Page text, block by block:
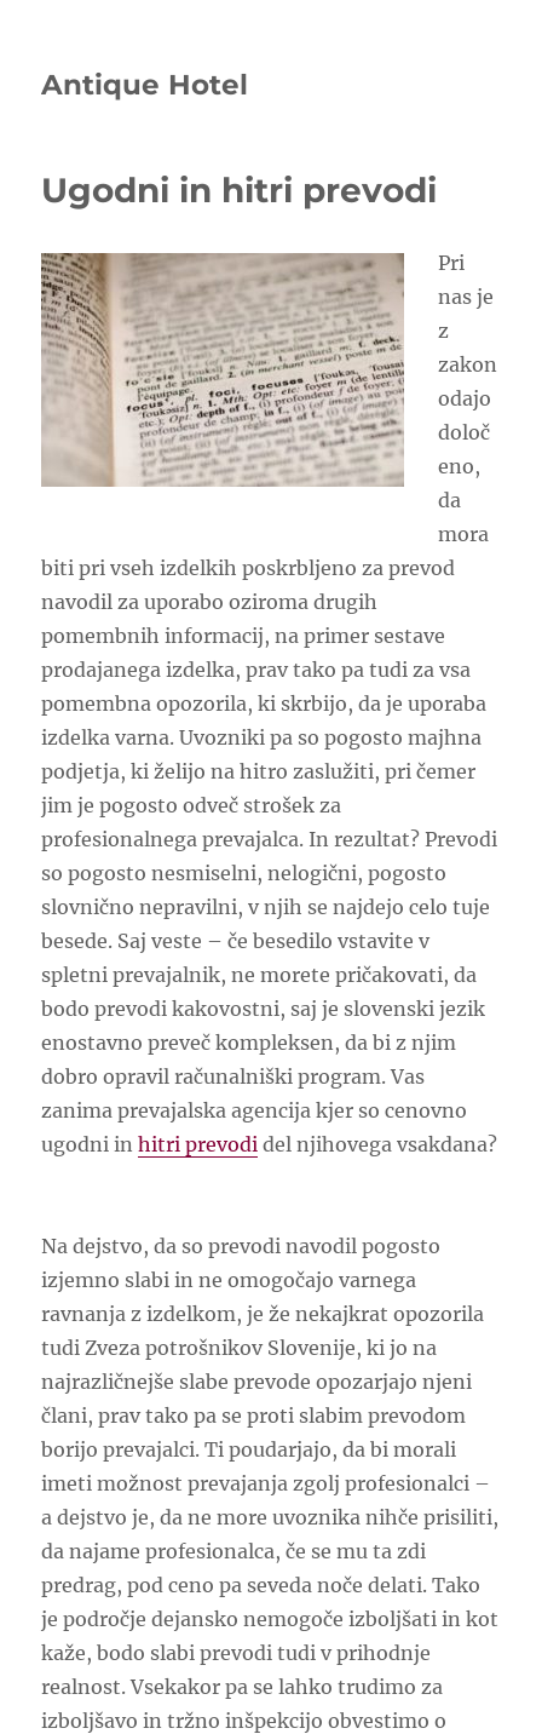
Antique Hotel
Ugodni in hitri prevodi
Pri
nas je
z
zakon
odajo
določ
eno,
da
mora
biti pri vseh izdelkih poskrbljeno za prevod
navodil za uporabo oziroma drugih
pomembnih informacij, na primer sestave
prodajanega izdelka, prav tako pa tudi za vsa
pomembna opozorila, ki skrbijo, da je uporaba
izdelka varna. Uvozniki pa so pogosto majhna
podjetja, ki želijo na hitro zaslužiti, pri čemer
jim je pogosto odveč strošek za
profesionalnega prevajalca. In rezultat? Prevodi
so pogosto nesmiselni, nelogični, pogosto
slovnično nepravilni, v njih se najdejo celo tuje
besede. Saj veste – če besedilo vstavite v
spletni prevajalnik, ne morete pričakovati, da
bodo prevodi kakovostni, saj je slovenski jezik
enostavno preveč kompleksen, da bi z njim
dobro opravil računalniški program. Vas
zanima prevajalska agencija kjer so cenovno
ugodni inhitri prevodi del njihovega vsakdana?
Na dejstvo, da so prevodi navodil pogosto
izjemno slabi in ne omogočajo varnega
ravnanja z izdelkom, je že nekajkrat opozorila
tudi Zveza potrošnikov Slovenije, ki jo na
najrazličnejše slabe prevode opozarjajo njeni
člani, prav tako pa se proti slabim prevodom
borijo prevajalci. Ti poudarjajo, da bi morali
imeti možnost prevajanja zgolj profesionalci –
a dejstvo je, da ne more uvoznika nihče prisiliti,
da najame profesionalca, če se mu ta zdi
predrag, pod ceno pa seveda noče delati. Tako
je področje dejansko nemogoče izboljšati in kot
kaže, bodo slabi prevodi tudi v prihodnje
realnost. Vsekakor pa se lahko trudimo za
izboljšavo in tržno inšpekcijo obvestimo o